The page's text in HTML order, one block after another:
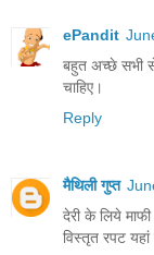
ePandit
बहुत अच्छे सभी से
चाहिए।
Reply
मैथिली गुप्त
देरी के लिये माफी
विस्तृत रपट